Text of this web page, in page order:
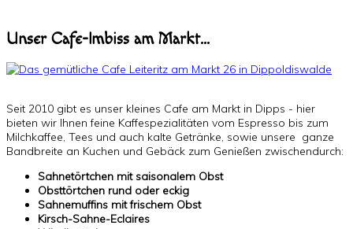
Unser Cafe-Imbiss am Markt...
Seit 2010 gibt es unser kleines Cafe am Markt in Dipps - hier
bieten wir Ihnen feine Kaffespezialitäten vom Espresso bis zum
Milchkaffee, Tees und auch kalte Getränke, sowie unsere ganze
Bandbreite an Kuchen und Gebäck zum Genießen zwischendurch:
Sahnetörtchen mit saisonalem Obst
Obsttörtchen rund oder eckig
Sahnemuffins mit frischem Obst
Kirsch-Sahne-Eclaires